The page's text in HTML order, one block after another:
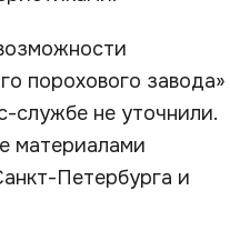
порохового завода»
службе не уточнили.
материалами
Петербурга и